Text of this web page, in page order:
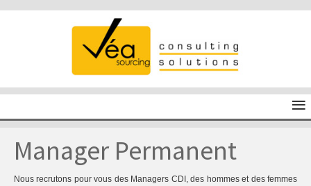
≡
Manager Permanent
Nous recrutons pour vous des Managers CDI, des hommes et des femmes